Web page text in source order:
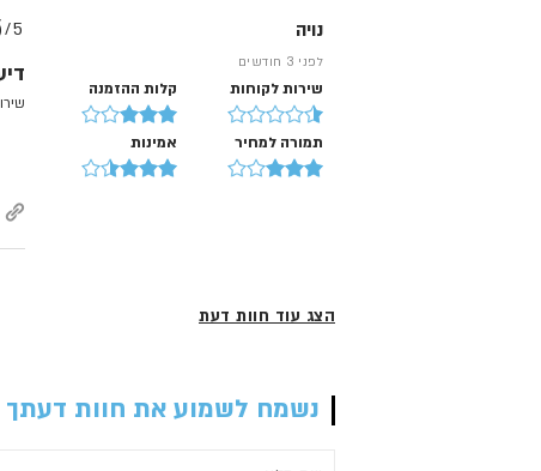
נויה
לפני 3 חודשים
5/
שירות לקוחות קלות ההזמנה
תמורה למחיר אמינות
הצג עוד חוות דעת
נשמח לשמוע את חוות דעתך